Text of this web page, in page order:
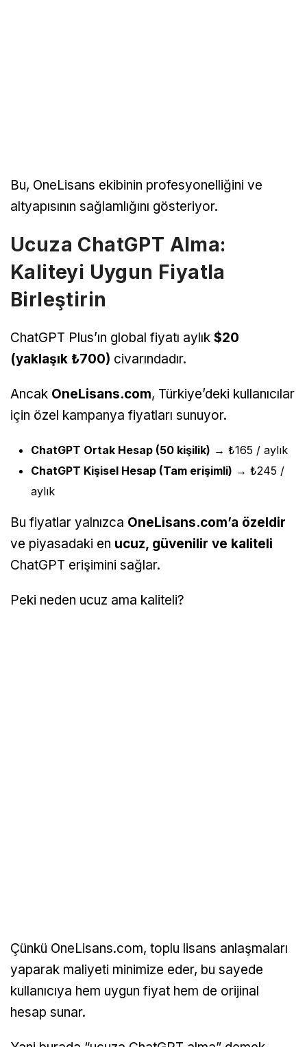
Bu, OneLisans ekibinin profesyonelliğini ve
altyapısının sağlamlığını gösteriyor.
Ucuza ChatGPT Alma:
Kaliteyi Uygun Fiyatla
Birleştirin
ChatGPT Plus’ın global fiyatı aylık $20
(yaklaşık ₺700) civarındadır.
Ancak OneLisans.com, Türkiye’deki kullanıcılar
için özel kampanya fiyatları sunuyor.
ChatGPT Ortak Hesap (50 kişilik) → ₺165 / aylık
ChatGPT Kişisel Hesap (Tam erişimli) → ₺245 /
aylık
Bu fiyatlar yalnızca OneLisans.com’a özeldir
ve piyasadaki en ucuz, güvenilir ve kaliteli
ChatGPT erişimini sağlar.
Peki neden ucuz ama kaliteli?
Çünkü OneLisans.com, toplu lisans anlaşmaları
yaparak maliyeti minimize eder, bu sayede
kullanıcıya hem uygun fiyat hem de orijinal
hesap sunar.